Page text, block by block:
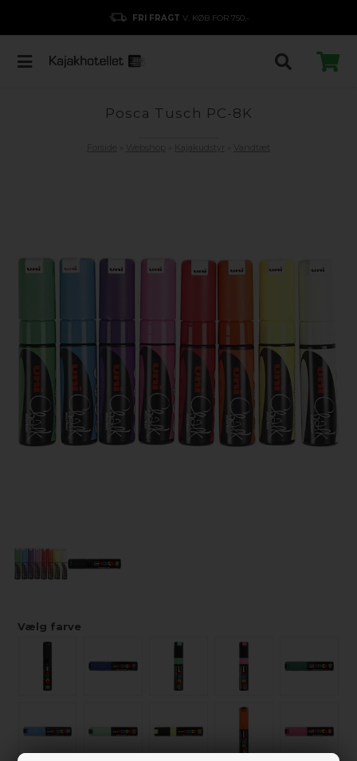
FRI FRAGT V. KØB FOR 750,-
Posca Tusch PC-8K
Vælg farve